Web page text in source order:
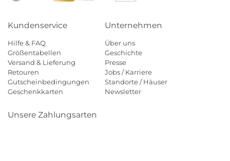
Kundenservice
Hilfe & FAQ
Größentabellen
Versand & Lieferung
Retouren
Gutscheinbedingungen
Geschenkkarten
Unternehmen
Über uns
Geschichte
Presse
Jobs / Karriere
Standorte / Häuser
Newsletter
Unsere Zahlungsarten